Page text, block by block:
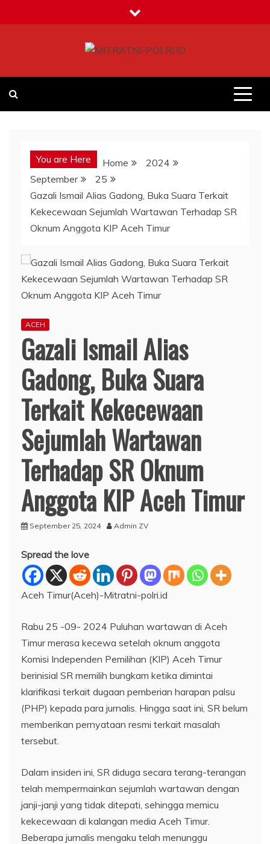
to
You are Here Home
2024
September
25
Gazali Ismail Alias Gadong, Buka Suara Terkait
Kekecewaan Sejumlah Wartawan Terhadap SR
Oknum Anggota KIP Aceh Timur
ACEH
Gazali Ismail Alias
Gadong, Buka Suara
Terkait Kekecewaan
Sejumlah Wartawan
Terhadap SR Oknum
Anggota KIP Aceh Timur
September 25, 2024 Admin ZV
Spread the love
Aceh Timur(Aceh)-Mitratni-polri.id
Rabu 25 -09- 2024 Puluhan wartawan di Aceh
Timur merasa kecewa setelah oknum anggota
Komisi Independen Pemilihan (KIP) Aceh Timur
berinisial SR memilih bungkam ketika dimintai
klarifikasi terkait dugaan pemberian harapan palsu
(PHP) kepada para jurnalis. Hingga saat ini, SR belum
memberikan pernyataan resmi terkait masalah
tersebut.
Dalam insiden ini, SR diduga secara terang-terangan
telah mempermainkan sejumlah wartawan dengan
janji-janji yang tidak ditepati, sehingga memicu
kekecewaan di kalangan media Aceh Timur.
Beberapa jurnalis mengaku telah menunggu